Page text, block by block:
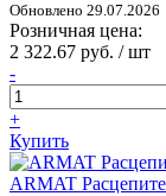
Обновлено 29.07.2026
Розничная цена:
2 322.67 руб. / шт
-
+
Купить
ARMAT